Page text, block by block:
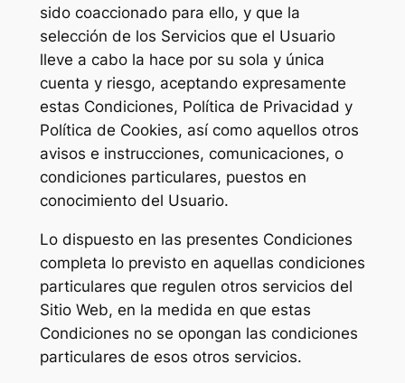
sido coaccionado para ello, y que la
selección de los Servicios que el Usuario
lleve a cabo la hace por su sola y única
cuenta y riesgo, aceptando expresamente
estas Condiciones, Política de Privacidad y
Política de Cookies, así como aquellos otros
avisos e instrucciones, comunicaciones, o
condiciones particulares, puestos en
conocimiento del Usuario.
Lo dispuesto en las presentes Condiciones
completa lo previsto en aquellas condiciones
particulares que regulen otros servicios del
Sitio Web, en la medida en que estas
Condiciones no se opongan las condiciones
particulares de esos otros servicios.